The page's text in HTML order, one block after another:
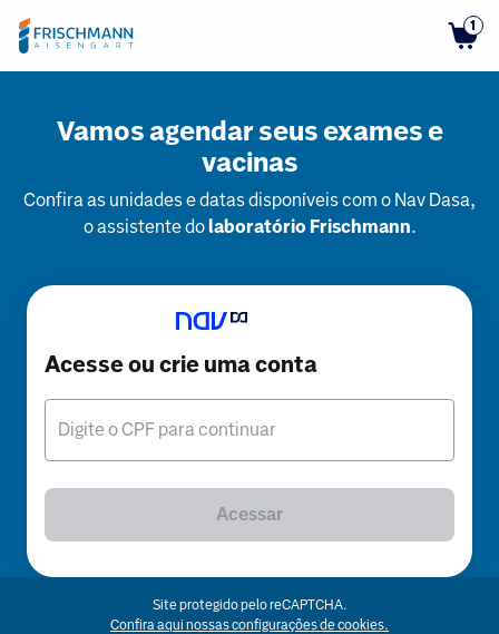
1
Vamos agendar seus exames e
vacinas
Confira as unidades e datas disponíveis com o Nav Dasa,
o assistente dolaboratório Frischmann.
Acesse ou crie uma conta
Digite o CPF para continuar
Acessar
Site protegido pelo reCAPTCHA.
Confira aqui nossas configurações de cookies.